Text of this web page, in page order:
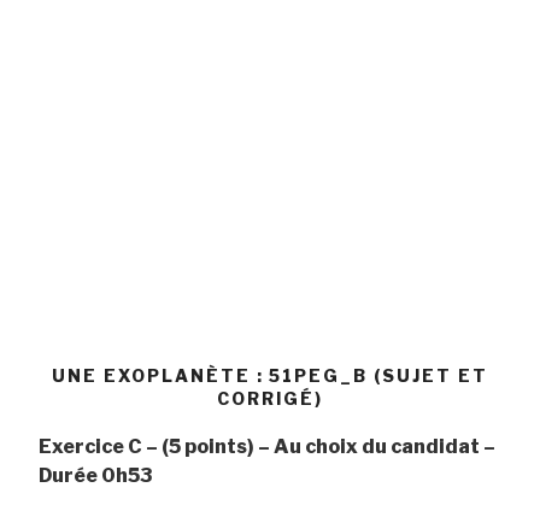
UNE EXOPLANÈTE : 51PEG_B (SUJET ET
CORRIGÉ)
Exercice C – (5 points) – Au choix du candidat –
Durée 0h53